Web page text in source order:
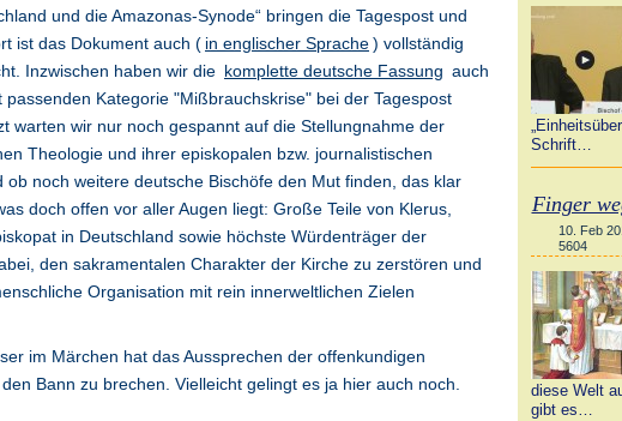
und die Amazonas-Synode“ bringen die Tagespost und
ist das Dokument auch ( in englischer Sprache) vollständig
Inzwischen haben wir die komplette deutsche Fassung auch
passenden Kategorie "Mißbrauchskrise" bei der Tagespost
warten wir nur noch gespannt auf die Stellungnahme der
Theologie und ihrer episkopalen bzw. journalistischen
ob noch weitere deutsche Bischöfe den Mut finden, das klar
doch offen vor aller Augen liegt: Große Teile von Klerus,
in Deutschland sowie höchste Würdenträger der
den sakramentalen Charakter der Kirche zu zerstören und
Organisation mit rein innerweltlichen Zielen
im Märchen hat das Aussprechen der offenkundigen
Bann zu brechen. Vielleicht gelingt es ja hier auch noch.
Schrift…
Finger
10. Feb
5604
diese Welt
gibt es…